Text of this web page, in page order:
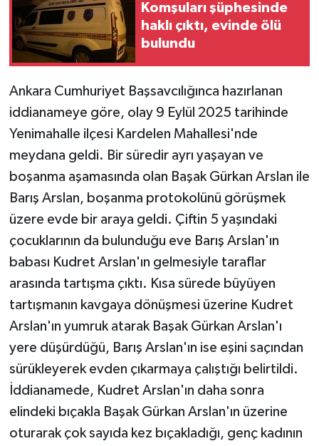
Komşuları şüphesinde
haklı çıktı, evinde ölü
bulundu
Ankara Cumhuriyet Başsavcılığınca hazırlanan
iddianameye göre, olay 9 Eylül 2025 tarihinde
Yenimahalle ilçesi Kardelen Mahallesi'nde
meydana geldi. Bir süredir ayrı yaşayan ve
boşanma aşamasında olan Başak Gürkan Arslan ile
Barış Arslan, boşanma protokolünü görüşmek
üzere evde bir araya geldi. Çiftin 5 yaşındaki
çocuklarının da bulunduğu eve Barış Arslan'ın
babası Kudret Arslan'ın gelmesiyle taraflar
arasında tartışma çıktı. Kısa sürede büyüyen
tartışmanın kavgaya dönüşmesi üzerine Kudret
Arslan'ın yumruk atarak Başak Gürkan Arslan'ı
yere düşürdüğü, Barış Arslan'ın ise eşini saçından
sürükleyerek evden çıkarmaya çalıştığı belirtildi.
İddianamede, Kudret Arslan'ın daha sonra
elindeki bıçakla Başak Gürkan Arslan'ın üzerine
oturarak çok sayıda kez bıçakladığı, genç kadının